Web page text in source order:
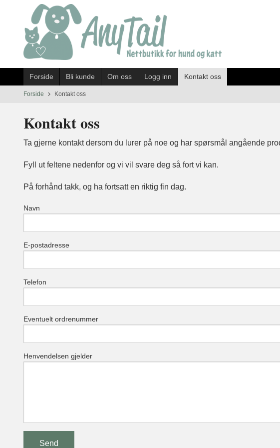
innholdet
Forside Bli kunde Om oss Logg inn Kontakt oss
Forside Kontakt oss
Kontakt oss
Ta gjerne kontakt dersom du lurer på noe og har spørsmål angående
Fyll ut feltene nedenfor og vi vil svare deg så fort vi kan.
På forhånd takk, og ha fortsatt en riktig fin dag.
Navn
E-postadresse
Telefon
Eventuelt ordrenummer
Henvendelsen gjelder